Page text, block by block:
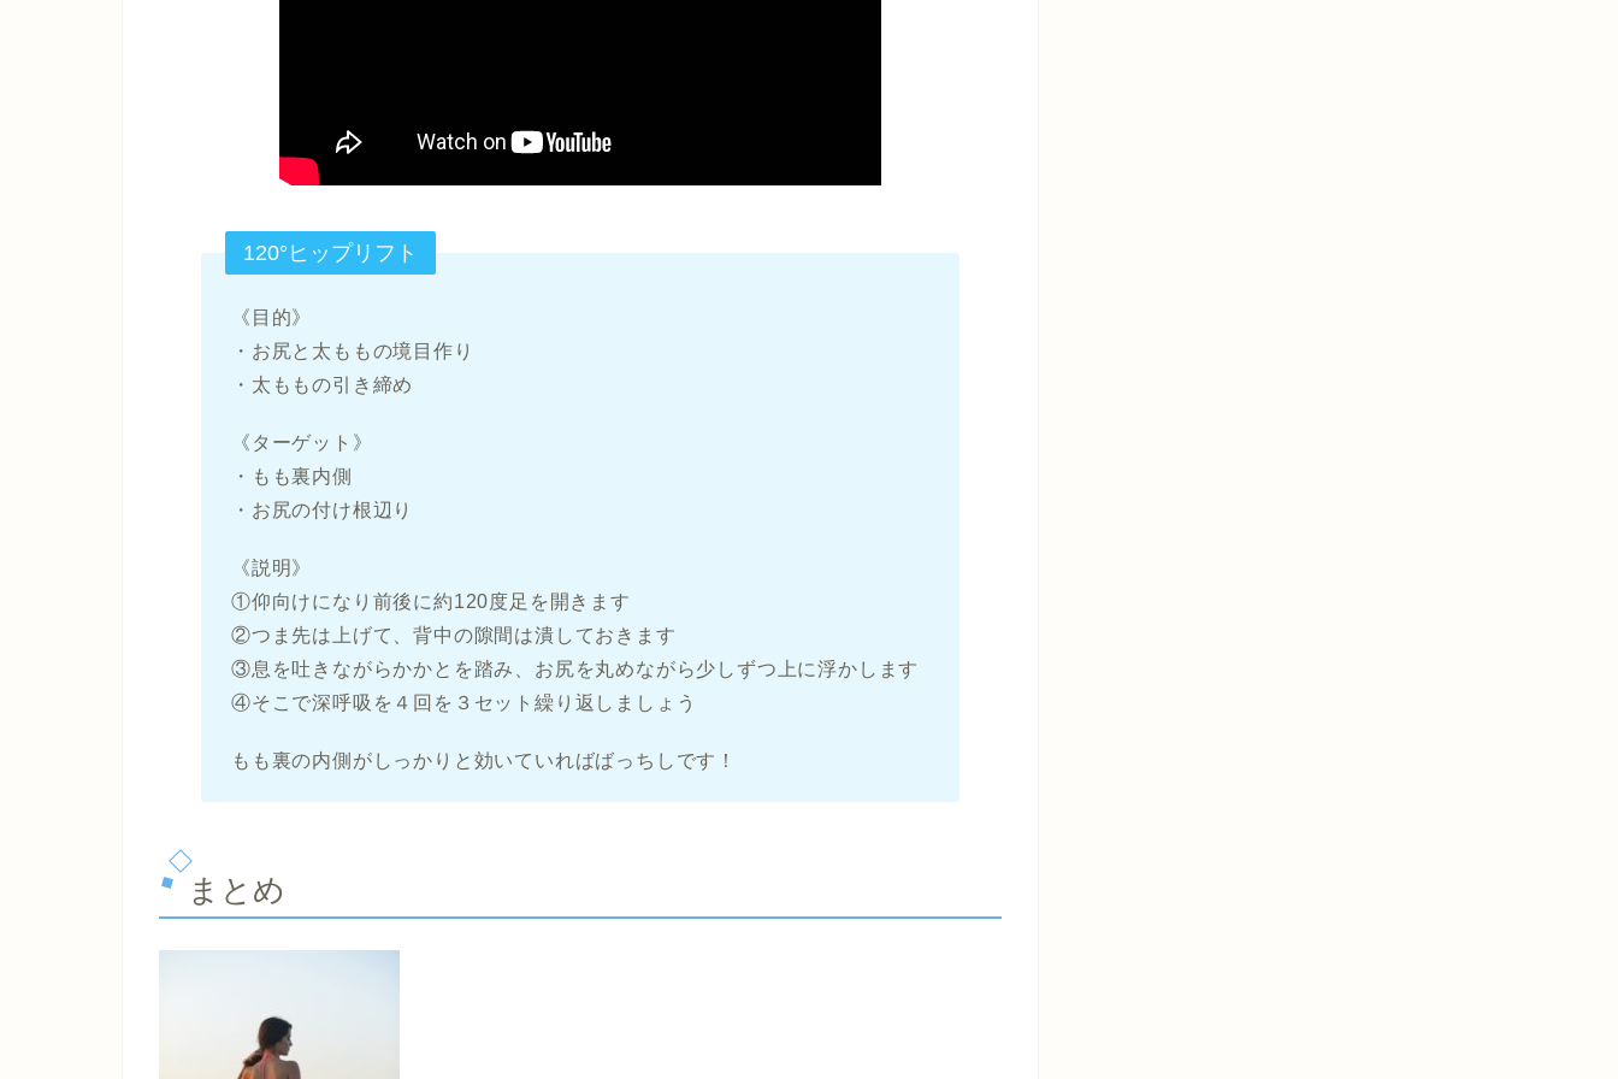
120°ヒップリフト
《目的》
・お尻と太ももの境目作り
・太ももの引き締め
《ターゲット》
・もも裏内側
・お尻の付け根辺り
《説明》
①仰向けになり前後に約120度足を開きます
②つま先は上げて、背中の隙間は潰しておきます
③息を吐きながらかかとを踏み、お尻を丸めながら少しずつ上に浮かします
④そこで深呼吸を４回を３セット繰り返しましょう
もも裏の内側がしっかりと効いていればばっちしです！
まとめ